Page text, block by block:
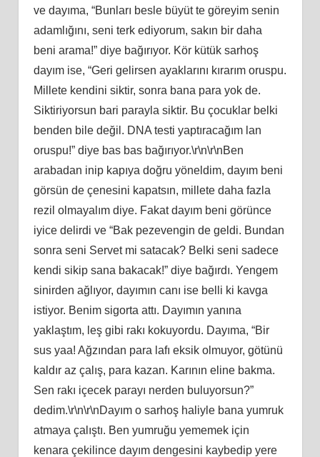
ve dayıma, “Bunları besle büyüt te göreyim senin
adamlığını, seni terk ediyorum, sakın bir daha
beni arama!” diye bağırıyor. Kör kütük sarhoş
dayım ise, “Geri gelirsen ayaklarını kırarım oruspu.
Millete kendini siktir, sonra bana para yok de.
Siktiriyorsun bari parayla siktir. Bu çocuklar belki
benden bile değil. DNA testi yaptıracağım lan
oruspu!” diye bas bas bağırıyor.\r\n\r\nBen
arabadan inip kapıya doğru yöneldim, dayım beni
görsün de çenesini kapatsın, millete daha fazla
rezil olmayalım diye. Fakat dayım beni görünce
iyice delirdi ve “Bak pezevengin de geldi. Bundan
sonra seni Servet mi satacak? Belki seni sadece
kendi sikip sana bakacak!” diye bağırdı. Yengem
sinirden ağlıyor, dayımın canı ise belli ki kavga
istiyor. Benim sigorta attı. Dayımın yanına
yaklaştım, leş gibi rakı kokuyordu. Dayıma, “Bir
sus yaa! Ağzından para lafı eksik olmuyor, götünü
kaldır az çalış, para kazan. Karının eline bakma.
Sen rakı içecek parayı nerden buluyorsun?”
dedim.\r\n\r\nDayım o sarhoş haliyle bana yumruk
atmaya çalıştı. Ben yumruğu yememek için
kenara çekilince dayım dengesini kaybedip yere